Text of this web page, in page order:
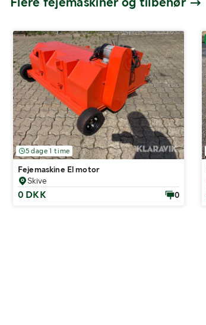
5 dage 1 time
Fejemaskine El motor
Skive
0 DKK 0